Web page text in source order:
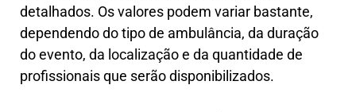
detalhados. Os valores podem variar bastante,
dependendo do tipo de ambulância, da duração
do evento, da localização e da quantidade de
profissionais que serão disponibilizados.